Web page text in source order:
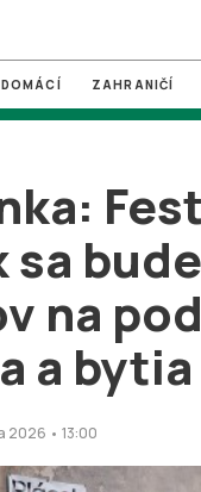
DOMÁCÍ ZAHRANIČÍ
sa
na
a bytia
2026 • 13:00